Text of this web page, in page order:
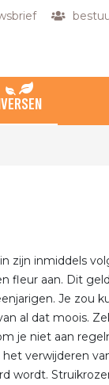
zijn inmiddels
fleur aan. Dit
Je zou
al dat moois.
je niet aan
verwijderen
wordt.